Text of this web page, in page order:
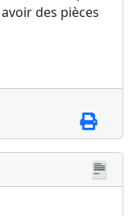
des pièces